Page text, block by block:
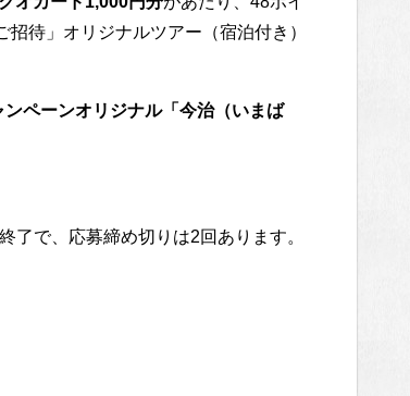
待」オリジナルツアー（宿泊付き）
ンペーンオリジナル「今治（いまば
了で、応募締め切りは2回あります。